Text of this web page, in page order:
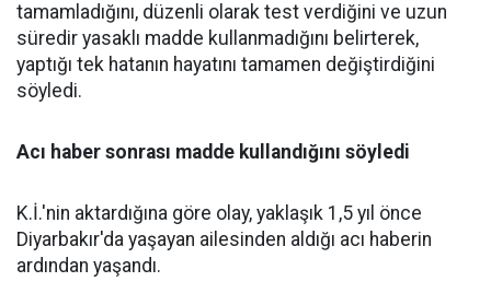
tamamladığını, düzenli olarak test verdiğini ve uzun
süredir yasaklı madde kullanmadığını belirterek,
yaptığı tek hatanın hayatını tamamen değiştirdiğini
söyledi.
Acı haber sonrası madde kullandığını söyledi
K.İ.'nin aktardığına göre olay, yaklaşık 1,5 yıl önce
Diyarbakır'da yaşayan ailesinden aldığı acı haberin
ardından yaşandı.